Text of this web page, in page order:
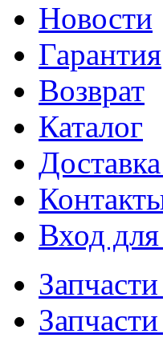
Новости
Гарантия
Возврат
Каталог
Вход